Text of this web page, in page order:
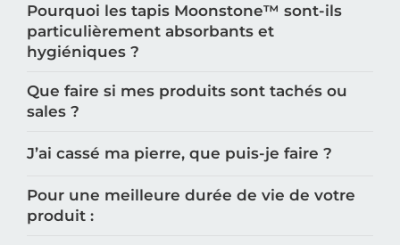
Pourquoi les tapis Moonstone™️ sont-ils
particulièrement absorbants et
hygiéniques ?
Que faire si mes produits sont tachés ou
sales ?
J’ai cassé ma pierre, que puis-je faire ?
Pour une meilleure durée de vie de votre
produit :